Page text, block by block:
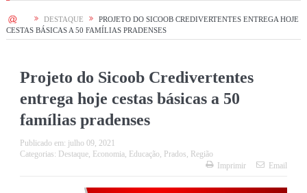
HOME DESTAQUE
PROJETO DO SICOOB CREDIVERTENTES ENTREGA HOJE
CESTAS BÁSICAS A 50 FAMÍLIAS PRADENSES
Projeto do Sicoob Credivertentes
entrega hoje cestas básicas a 50
famílias pradenses
Publicado em: julho 09, 2021
Categorias: Destaque, Economia, Educação, Prados, Região
Imprimir
Email